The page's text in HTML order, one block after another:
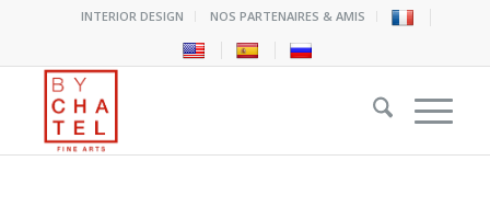
INTERIOR DESIGN NOS PARTENAIRES & AMIS